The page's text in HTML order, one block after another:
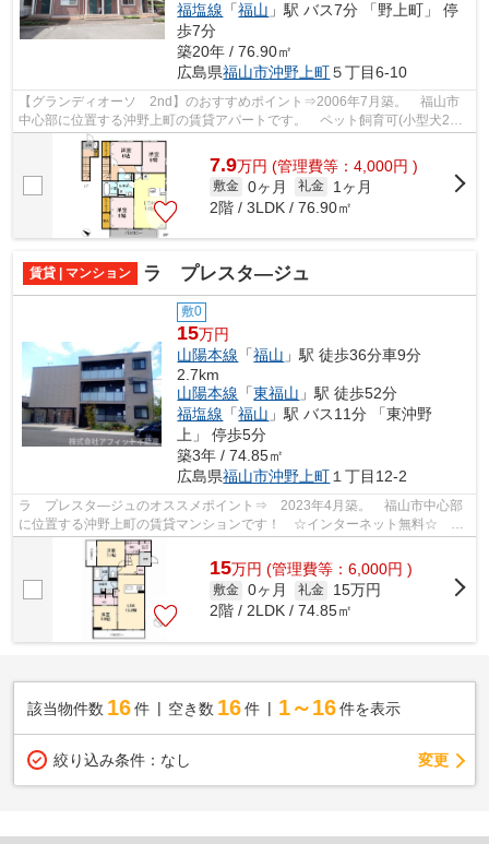
福塩線 「福山 」駅 バス7分 「野上町」 停
歩7分
築20年 / 76.90㎡
広島県福山市沖野上町５丁目6-10
【グランディオーソ 2nd】のおすすめポイント⇒2006年7月築。 福山市
中心部に位置する沖野上町の賃貸アパートです。 ペット飼育可(小型犬2匹
まで) 小学校区は光小学校です！ 最寄...
7.9万円 (管理費等：4,000円 )
敷金 0ヶ月 礼金
1ヶ月
2階 / 3LDK / 76.90㎡
賃貸 | マンション ラ プレスタ―ジュ
敷0
15万円
山陽本線 「福山 」駅 徒歩36分車9分
2.7km
山陽本線 「東福山 」駅 徒歩52分
福塩線 「福山 」駅 バス11分 「東沖野
上」 停歩5分
築3年 / 74.85㎡
広島県福山市沖野上町 １丁目12-2
ラ プレスタ―ジュのオススメポイント⇒ 2023年4月築。 福山市中心部
に位置する沖野上町の賃貸マンションです！ ☆インターネット無料☆ 小
学校区は川口小学校です。 徒歩約3分のと...
15万円 (管理費等：6,000円 )
敷金 0ヶ月 礼金
15万円
2階 / 2LDK / 74.85㎡
該当物件数 16件 空き数 16 件 1～16 件を表示
絞り込み条件： なし 変更